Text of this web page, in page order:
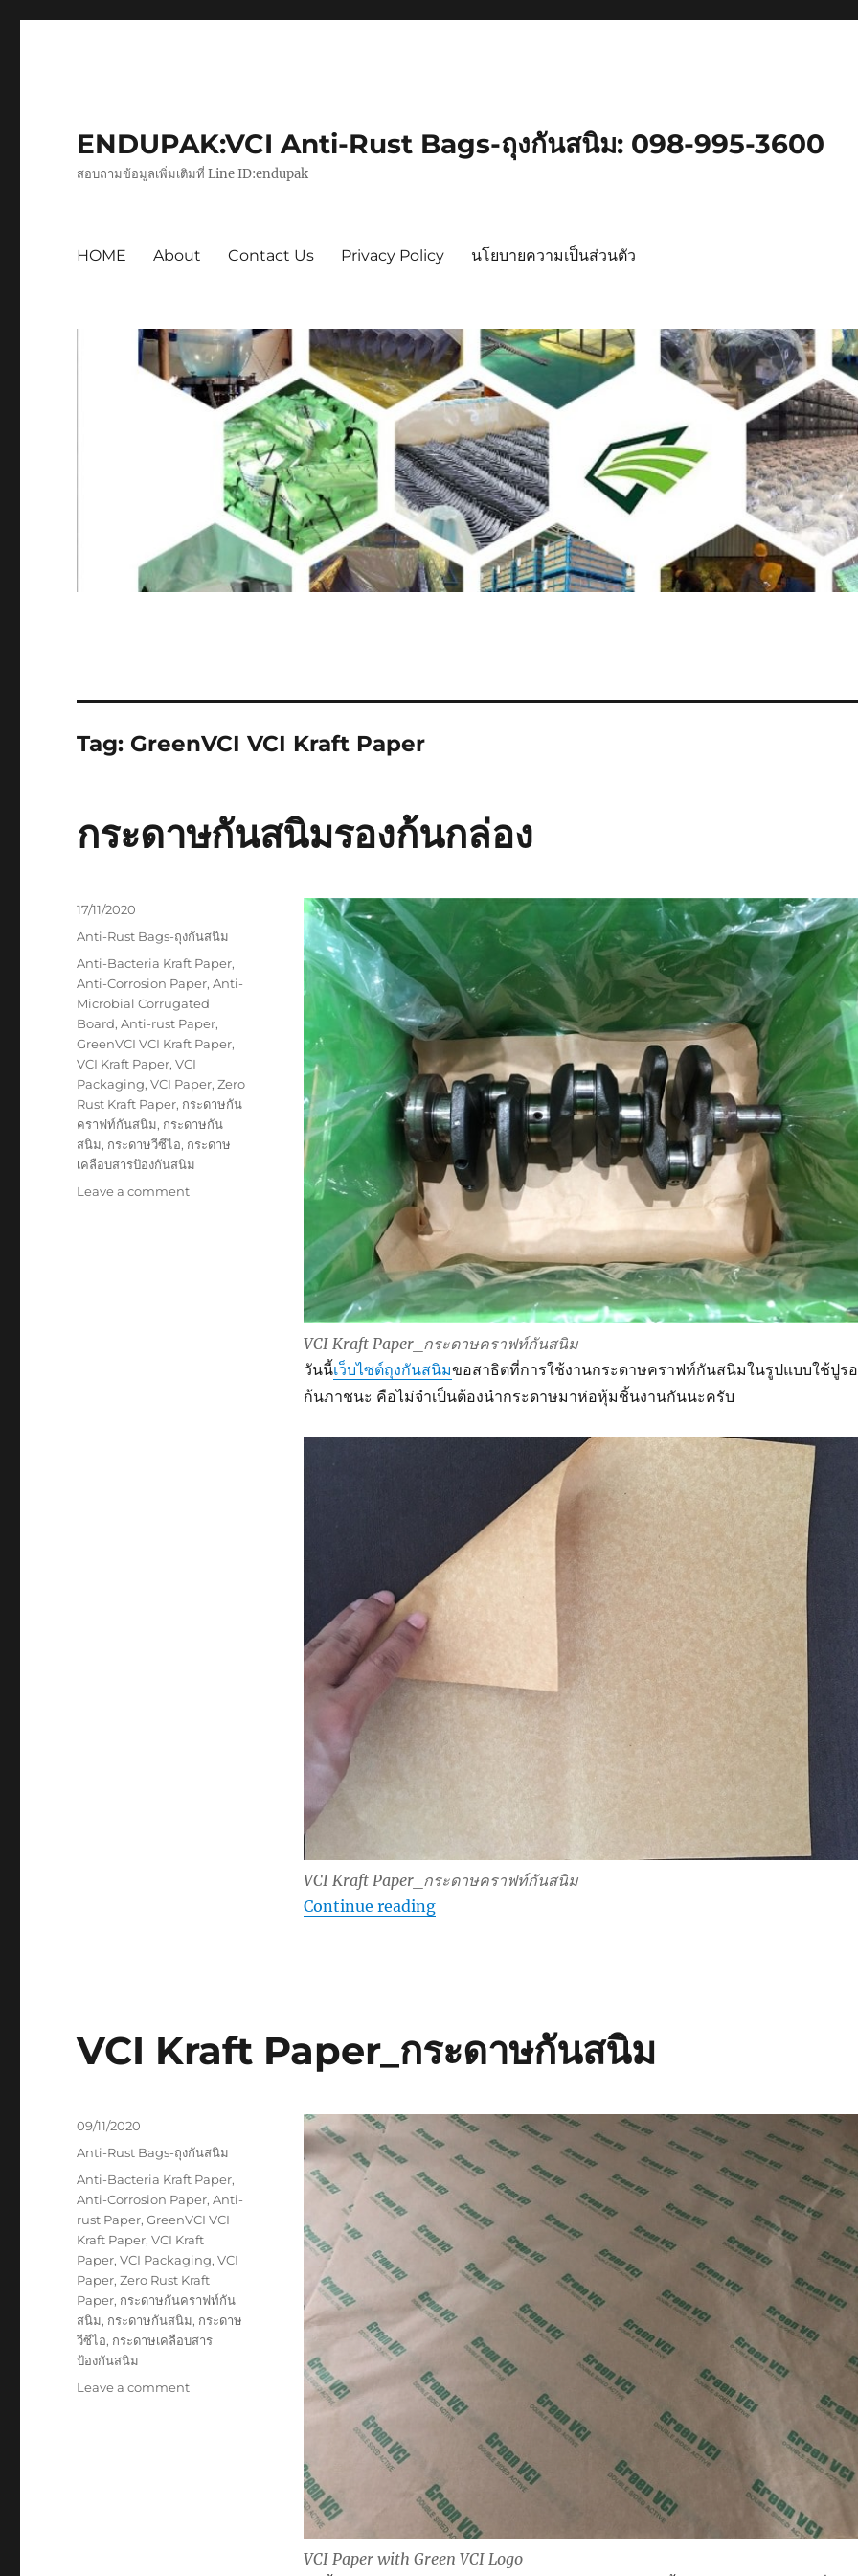
ENDUPAK:VCI Anti-Rust Bags-ถุงกันสนิม: 098-995-3600
สอบถามข้อมูลเพิ่มเติมที่ Line ID:endupak
HOME About Contact Us Privacy Policy นโยบายความเป็นส่วนตัว
Tag: GreenVCI VCI Kraft Paper
กระดาษกันสนิมรองก้นกล่อง
VCI Kraft Paper_กระดาษคราฟท์กันสนิม
วันนี้เว็บไซต์ถุงกันสนิมขอสาธิตที่การใช้งานกระดาษคราฟท์กันสนิมในรูปแบบใช้ปูร
ก้นภาชนะ คือไม่จำเป็นต้องนำกระดาษมาห่อหุ้มชิ้นงานกันนะครับ
VCI Kraft Paper_กระดาษคราฟท์กันสนิม
Continue reading“กระดาษกันสนิมรองก้นกล่อง”
Posted
17/11/2020
Categories
Anti-Rust Bags-ถุงกันสนิม
Tags
Anti-Bacteria Kraft Paper,
Anti-Corrosion Paper,Anti-
Microbial Corrugated
Board,Anti-rust Paper,
GreenVCI VCI Kraft Paper,
VCI Kraft Paper,VCI
Packaging,VCI Paper,Zero
Rust Kraft Paper, กระดาษกัน
คราฟท์กันสนิม, กระดาษกัน
สนิม, กระดาษวีซีไอ, กระดาษ
เคลือบสารป้องกันสนิม
Leave a commenton
VCI Kraft Paper_กระดาษกันสนิม
VCI Paper with Green VCI Logo
Posted
09/11/2020
Categories
Anti-Rust Bags-ถุงกันสนิม
Tags
Anti-Bacteria Kraft Paper,
Anti-Corrosion Paper,Anti-
rust Paper,GreenVCI VCI
Kraft Paper,VCI Kraft
Paper,VCI Packaging,VCI
Paper,Zero Rust Kraft
Paper, กระดาษกันคราฟท์กัน
สนิม, กระดาษกันสนิม, กระดาษ
วีซีไอ, กระดาษเคลือบสาร
ป้องกันสนิม
Leave a commenton